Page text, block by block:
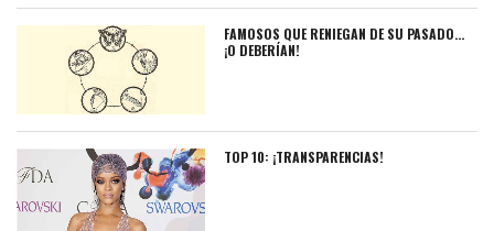
FAMOSOS QUE RENIEGAN DE SU PASADO…
¡O DEBERÍAN!
TOP 10: ¡TRANSPARENCIAS!